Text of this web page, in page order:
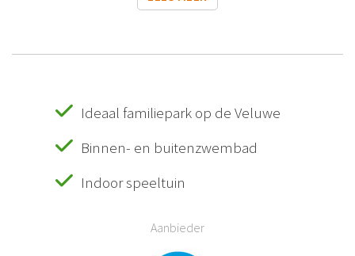
Ideaal familiepark op de Veluwe
Binnen- en buitenzwembad
Indoor speeltuin
Aanbieder